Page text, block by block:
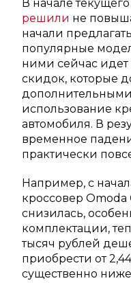
В начале
решили не
начали
популярные
ними сейчас идет
скидок, которые
использование
автомобиля. В
временное
практически
Например, с
кроссовер Omoda
снизилась,
комплектации,
тысяч рублей
приобрести от
существенно